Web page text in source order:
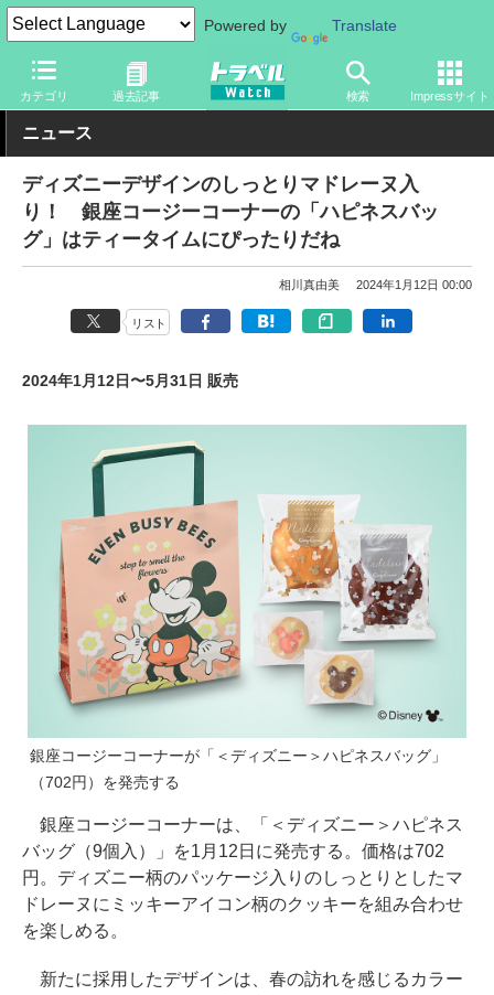
Powered by Translate
カテゴリ 過去記事 検索 Impressサイト
トラベル Watch 旅の情報 観光地 ディズニーリゾート
ニュース
ディズニーデザインのしっとりマドレーヌ入
り！ 銀座コージーコーナーの「ハピネスバッ
グ」はティータイムにぴったりだね
相川真由美 2024年1月12日 00:00
リスト
2024年1月12日〜5月31日 販売
銀座コージーコーナーが「＜ディズニー＞ハピネスバッグ」
（702円）を発売する
銀座コージーコーナーは、「＜ディズニー＞ハピネス
バッグ（9個入）」を1月12日に発売する。価格は702
円。ディズニー柄のパッケージ入りのしっとりとしたマ
ドレーヌにミッキーアイコン柄のクッキーを組み合わせ
を楽しめる。
新たに採用したデザインは、春の訪れを感じるカラー